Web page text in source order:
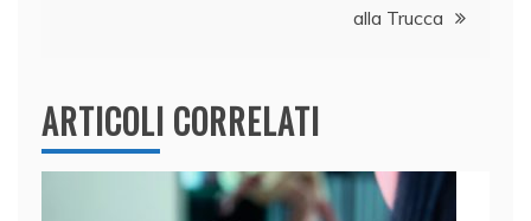
alla Trucca
ARTICOLI CORRELATI